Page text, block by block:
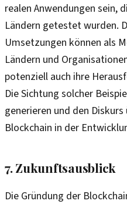
realen Anwendungen sein,
Ländern getestet wurden.
Umsetzungen können als
Ländern und
potenziell auch ihre
Die Sichtung solcher
generieren und den
Blockchain in der
7. Zukunftsausblick
Die Gründung der